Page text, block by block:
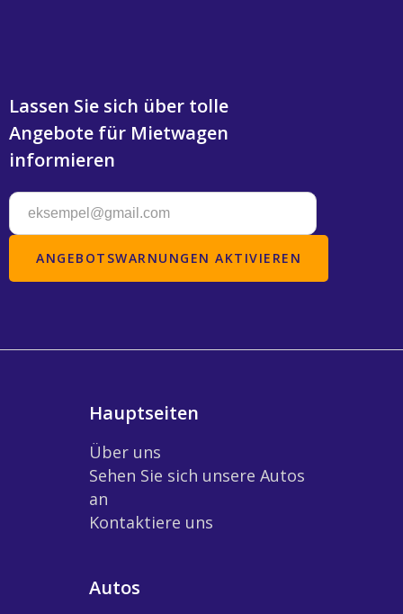
Lassen Sie sich über tolle
Angebote für Mietwagen
informieren
Hauptseiten
Über uns
Sehen Sie sich unsere Autos
an
Kontaktiere uns
Autos